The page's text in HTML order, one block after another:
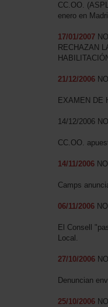
CC.OO.
enero en
17/01/2007
RECHAZAN
21/12/2006
EXAMEN DE
14/12/2006
CC.OO.
14/11/2006
Camps
06/11/2006
El Consell
Local.
27/10/2006
Denuncian
25/10/2006